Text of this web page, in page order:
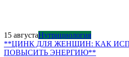
15 августаНутрициология
**ЦИНК ДЛЯ ЖЕНЩИН: КАК
ПОВЫСИТЬ ЭНЕРГИЮ**